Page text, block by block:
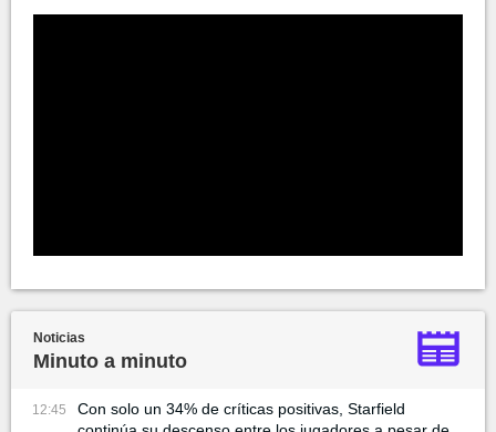
Noticias
Minuto a minuto
12:45
Con solo un 34% de críticas positivas, Starfield